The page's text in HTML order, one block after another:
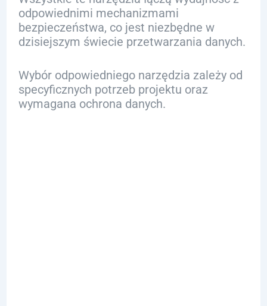
odpowiednimi mechanizmami
bezpieczeństwa, co jest niezbędne w
dzisiejszym świecie przetwarzania danych.
Wybór odpowiedniego narzędzia zależy od
specyficznych potrzeb projektu oraz
wymagana ochrona danych.